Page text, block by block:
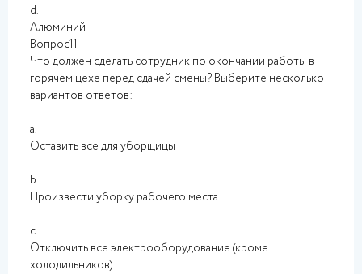
d.
Алюминий
Вопрос11
Что должен сделать сотрудник по окончании работы в
горячем цехе перед сдачей смены? Выберите несколько
вариантов ответов:
a.
Оставить все для уборщицы
b.
Произвести уборку рабочего места
c.
Отключить все электрооборудование (кроме
холодильников)